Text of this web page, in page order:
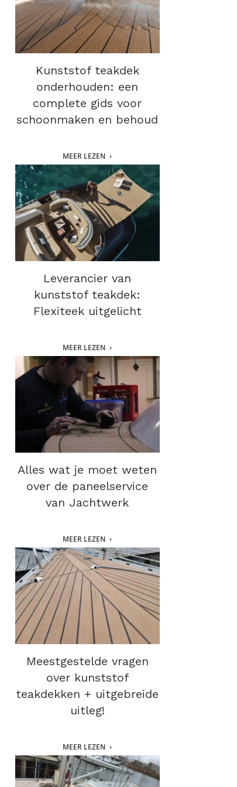
Kunststof teakdek
onderhouden: een
complete gids voor
schoonmaken en behoud
MEER LEZEN
Leverancier van
kunststof teakdek:
Flexiteek uitgelicht
MEER LEZEN
Alles wat je moet weten
over de paneelservice
van Jachtwerk
MEER LEZEN
Meestgestelde vragen
over kunststof
teakdekken + uitgebreide
uitleg!
MEER LEZEN